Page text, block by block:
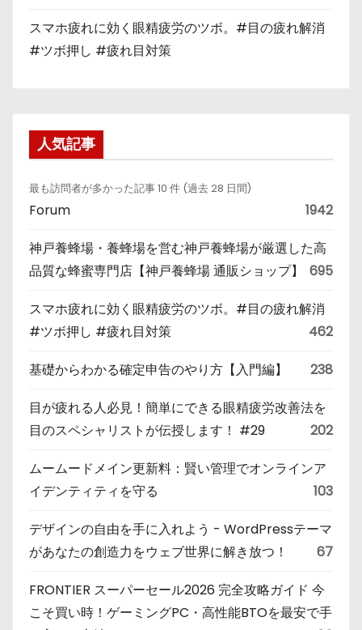
スマホ疲れに効く眼精疲労のツボ。#目の疲れ解消
#ツボ押し #疲れ目対策
人気記事
最も訪問者が多かった記事 10 件 (過去 28 日間)
Forum 1942
神戸養蜂場・養蜂場を営む神戸養蜂場が厳選した高
品質な蜂蜜専門店【神戸養蜂場 通販ショップ】
695
スマホ疲れに効く眼精疲労のツボ。#目の疲れ解消
#ツボ押し #疲れ目対策
462
基礎からわかる確定申告のやり方【入門編】 238
目が疲れる人必見！簡単にできる眼精疲労改善法を
目のスペシャリストが伝授します！ #29
202
ムームードメイン更新料：賢い管理でオンラインア
イデンティティを守る
103
デザインの自由を手に入れよう - WordPressテーマ
があなたの創造力をウェブ世界に解き放つ！
67
FRONTIER スーパーセール2026 完全攻略ガイド 今
こそ買い時！ゲーミングPC・高性能BTOを最安で手